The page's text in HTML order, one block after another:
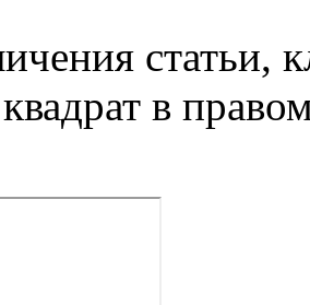
статьи,
в